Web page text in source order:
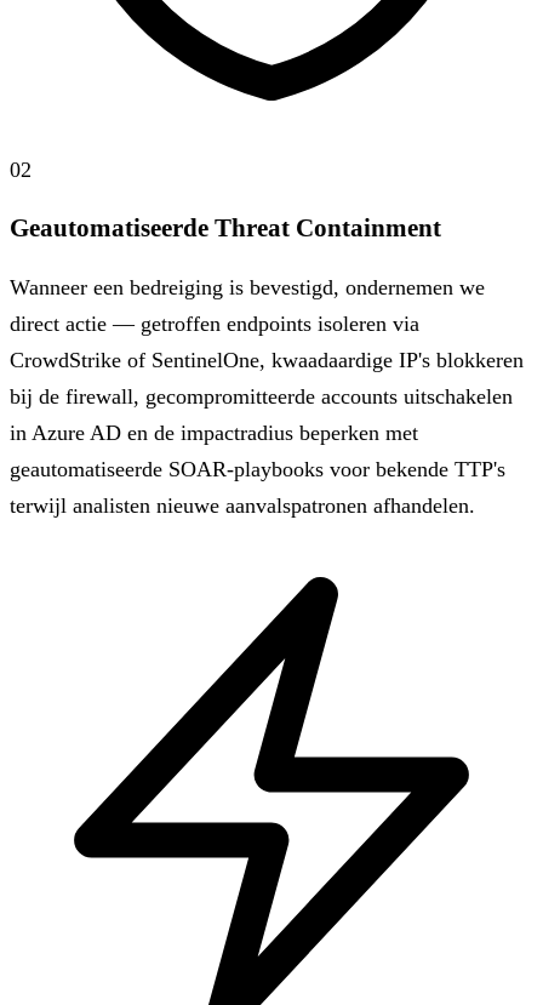
02
Geautomatiseerde Threat Containment
Wanneer een bedreiging is bevestigd, ondernemen we
direct actie — getroffen endpoints isoleren via
CrowdStrike of SentinelOne, kwaadaardige IP's blokkeren
bij de firewall, gecompromitteerde accounts uitschakelen
in Azure AD en de impactradius beperken met
geautomatiseerde SOAR-playbooks voor bekende TTP's
terwijl analisten nieuwe aanvalspatronen afhandelen.